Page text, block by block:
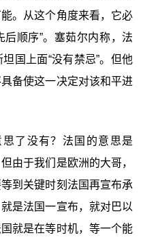
。从这个角度来看，它必
顺序”。塞茹尔内称，法
国上面“没有禁忌”。但他
备使这一决定对该和平进
了没有？法国的意思是
由于我们是欧洲的大哥，
到关键时刻法国再宣布承
是法国一宣布，就对巴以
就是在等时机，等一个能